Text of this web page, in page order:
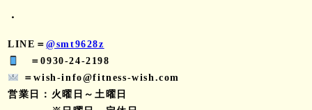
・
LINE＝@smt9628z
＝0930-24-2198
＝wish-info@fitness-wish.com
営業日：火曜日～土曜日